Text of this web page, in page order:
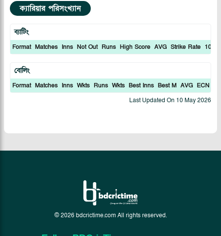
ক্যারিয়ার পরিসংখ্যান
ব্যাটিং
Format Matches Inns Not Out Runs High Score AVG Strike Rate 100S
বোলিং
Format Matches Inns Wkts Runs Wkts Best Inns Best M AVG ECN
Last Updated On 10 May 2026
© 2026 bdcrictime.com All rights reserved.